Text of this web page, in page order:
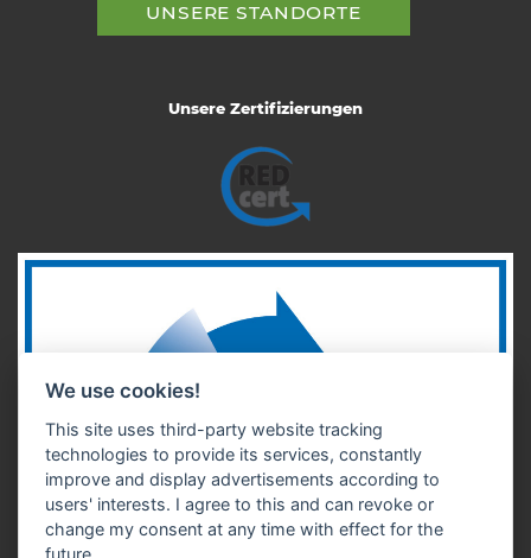
UNSERE STANDORTE
Unsere Zertifizierungen
We use cookies!
This site uses third-party website tracking
technologies to provide its services, constantly
improve and display advertisements according to
users' interests. I agree to this and can revoke or
change my consent at any time with effect for the